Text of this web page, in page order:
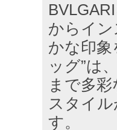
からイ
かな印
ッグ”は
まで多
スタイ
す。